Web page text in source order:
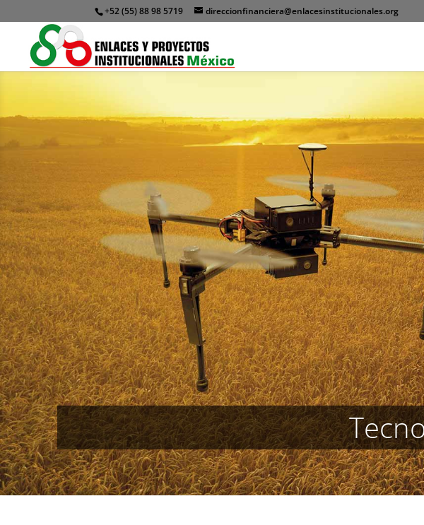
+52 (55) 88 98 5719 direccionfinanciera@enlacesinstitucionales.org